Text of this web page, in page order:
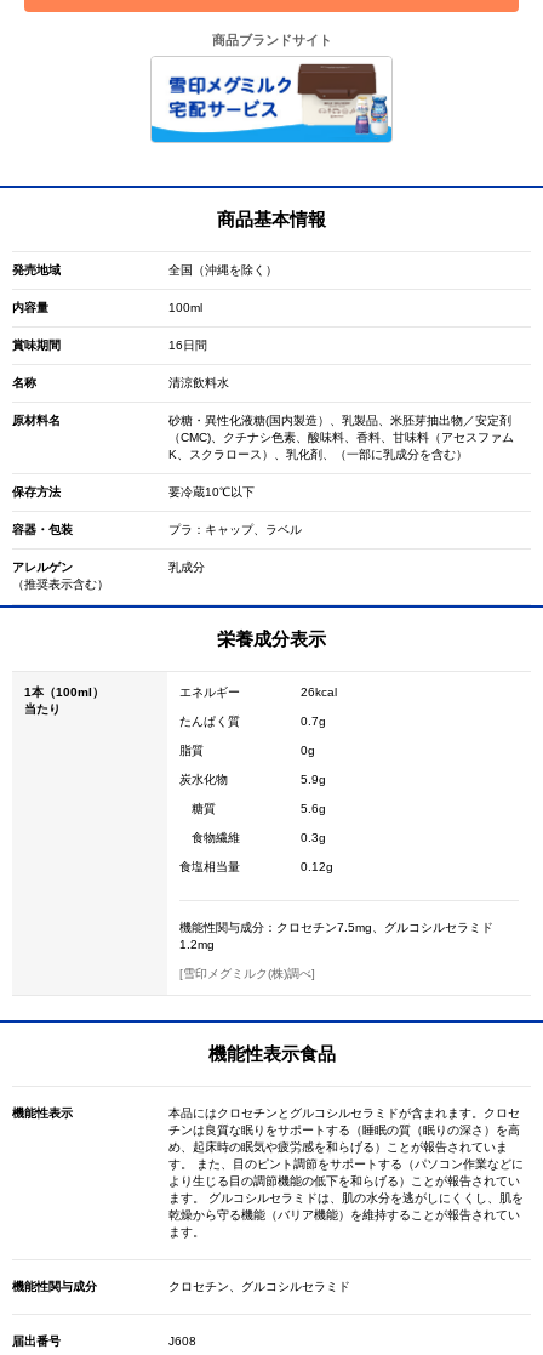
商品ブランドサイト
商品基本情報
発売地域 全国（沖縄を除く）
内容量 100ml
賞味期間 16日間
名称 清涼飲料水
原材料名
砂糖・異性化液糖(国内製造）、乳製品、米胚芽抽出物／安定剤
（CMC)、クチナシ色素、酸味料、香料、甘味料（アセスファム
K、スクラロース）、乳化剤、（一部に乳成分を含む）
保存方法 要冷蔵10℃以下
容器・包装 プラ：キャップ、ラベル
アレルゲン
（推奨表示含む）
乳成分
栄養成分表示
1本（100ml）
当たり
エネルギー 26kcal
たんぱく質 0.7g
脂質 0g
炭水化物 5.9g
糖質 5.6g
食物繊維 0.3g
食塩相当量 0.12g
機能性関与成分：クロセチン7.5mg、グルコシルセラミド
1.2mg
[雪印メグミルク(株)調べ]
機能性表示食品
機能性表示
本品にはクロセチンとグルコシルセラミドが含まれます。クロセ
チンは良質な眠りをサポートする（睡眠の質（眠りの深さ）を高
め、起床時の眠気や疲労感を和らげる）ことが報告されていま
す。 また、目のピント調節をサポートする（パソコン作業などに
より生じる目の調節機能の低下を和らげる）ことが報告されてい
ます。 グルコシルセラミドは、肌の水分を逃がしにくくし、肌を
乾燥から守る機能（バリア機能）を維持することが報告されてい
ます。
機能性関与成分 クロセチン、グルコシルセラミド
届出番号 J608